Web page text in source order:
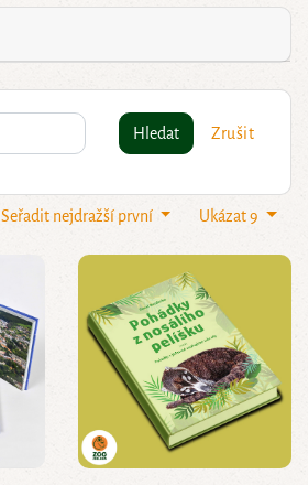
Hledat Zrušit
Ukázat 9
Seřadit nejdražší první